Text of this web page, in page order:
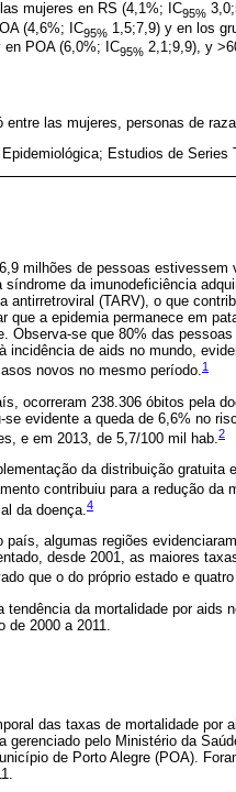
mujeres en RS (4,1%; IC95%
(4,6%; IC95% 1,5;7,9) y en los
en POA (6,0%; IC95% 2,1;9,9), y
las mujeres, personas de
Estudios de Series
milhões de pessoas
da imunodeficiência
antirretroviral (TARV), o que
que a epidemia permanece em
Observa-se que 80% das
de aids no mundo,
novos no mesmo período.1
ocorreram 238.306 óbitos pela
evidente a queda de 6,6% no
e em 2013, de 5,7/100 mil hab.2
da distribuição gratuita
contribuiu para a redução da
da doença.4
algumas regiões
desde 2001, as maiores
que o do próprio estado e
da mortalidade por aids
2000 a 2011.
das taxas de mortalidade por
gerenciado pelo Ministério da
de Porto Alegre (POA).